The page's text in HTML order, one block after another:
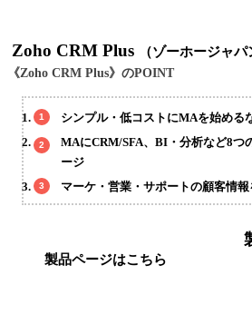
Zoho CRM Plus （ゾーホージャパ
《Zoho CRM Plus》のPOINT
シンプル・低コストにMAを始める
MAにCRM/SFA、BI・分析など8つ
ージ
マーケ・営業・サポートの顧客情
製品ページはこちら